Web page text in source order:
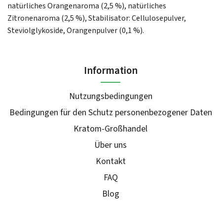
natürliches Orangenaroma (2,5 %), natürliches
Zitronenaroma (2,5 %), Stabilisator: Cellulosepulver,
Steviolglykoside, Orangenpulver (0,1 %).
Information
Nutzungsbedingungen
Bedingungen für den Schutz personenbezogener Daten
Kratom-Großhandel
Über uns
Kontakt
FAQ
Blog